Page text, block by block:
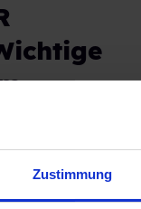
Zustimmung